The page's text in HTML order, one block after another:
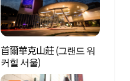
首爾華克山莊 (그랜드 워
커힐 서울)